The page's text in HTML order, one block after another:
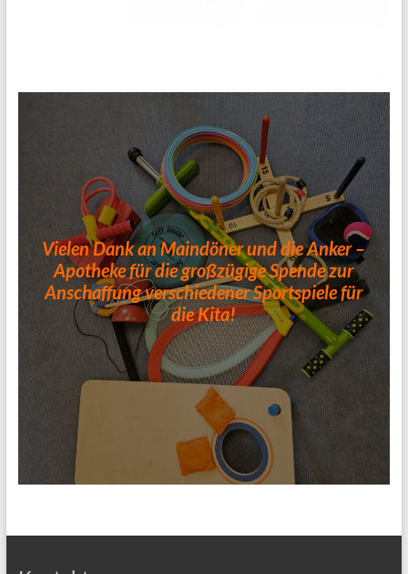
Vielen Dank an Maindöner und die Anker –
Apotheke für die großzügige Spende zur
Anschaffung verschiedener Sportspiele für
die Kita!